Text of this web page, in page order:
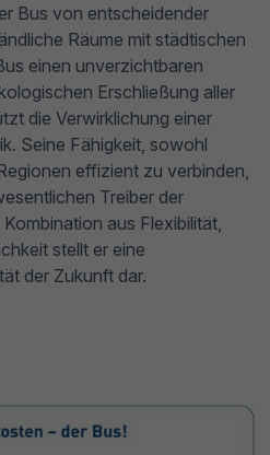
Bus von entscheidender
Räume mit städtischen
einen unverzichtbaren
Erschließung aller
die Verwirklichung einer
Seine Fähigkeit, sowohl
effizient zu verbinden,
Treiber der
aus Flexibilität,
stellt er eine
der Zukunft dar.